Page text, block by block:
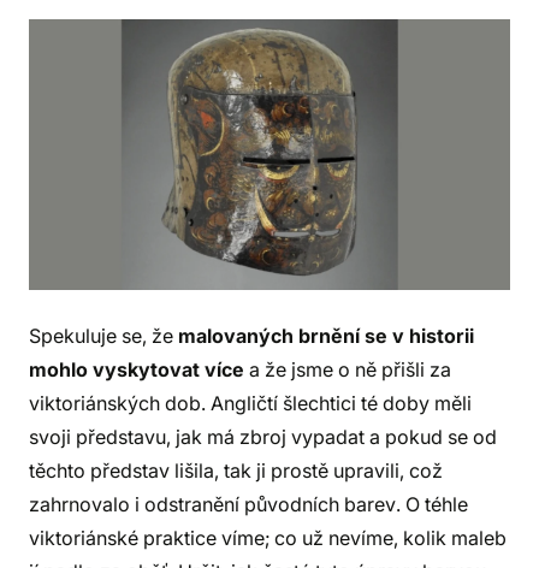
Spekuluje se, že malovaných brnění se v historii
mohlo vyskytovat více a že jsme o ně přišli za
viktoriánských dob. Angličtí šlechtici té doby měli
svoji představu, jak má zbroj vypadat a pokud se od
těchto představ lišila, tak ji prostě upravili, což
zahrnovalo i odstranění původních barev. O téhle
viktoriánské praktice víme; co už nevíme, kolik maleb